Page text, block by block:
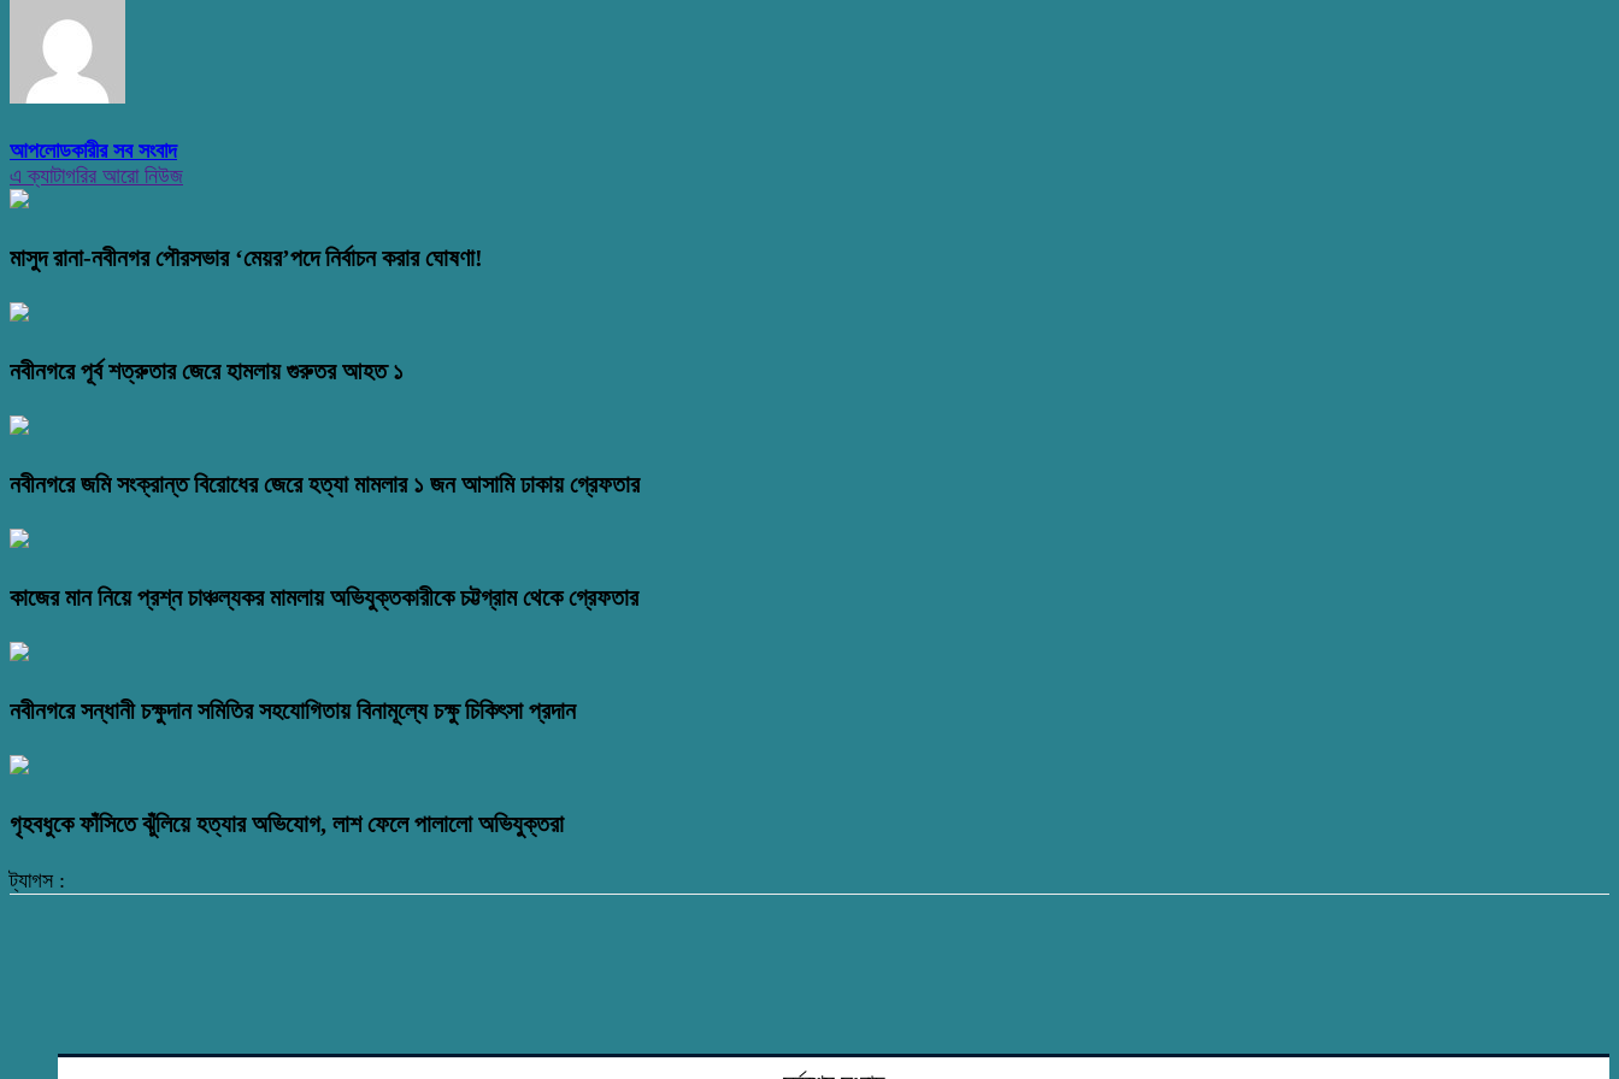
আপলোডকারীর সব সংবাদ
এ ক্যাটাগরির আরো নিউজ
মাসুদ রানা-নবীনগর পৌরসভার ‘মেয়র’পদে নির্বাচন করার ঘোষণা!
নবীনগরে পূর্ব শত্রুতার জেরে হামলায় গুরুতর আহত ১
নবীনগরে জমি সংক্রান্ত বিরোধের জেরে হত্যা মামলার ১ জন আসামি ঢাকায় গ্রেফতার
কাজের মান নিয়ে প্রশ্ন চাঞ্চল্যকর মামলায় অভিযুক্তকারীকে চট্টগ্রাম থেকে গ্রেফতার
নবীনগরে সন্ধানী চক্ষুদান সমিতির সহযোগিতায় বিনামূল্যে চক্ষু চিকিৎসা প্রদান
গৃহবধুকে ফাঁসিতে ঝুঁলিয়ে হত্যার অভিযোগ, লাশ ফেলে পালালো অভিযুক্তরা
ট্যাগস :